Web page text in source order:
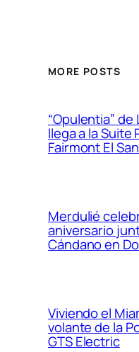
MORE POSTS
“Opulentia”
llega a la Suite
Fairmont El
Merdulié
aniversario
Cándano en
Viviendo el
volante de la
GTS Electric